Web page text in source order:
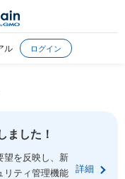
ル ログイン
ました！
望を反映し、新
リティ管理機能
詳細